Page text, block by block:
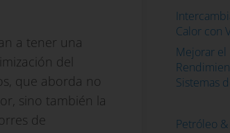
a tener una
del
que aborda no
sino también la
de
Calor con
Mejorar el
Sistemas
Petróleo &